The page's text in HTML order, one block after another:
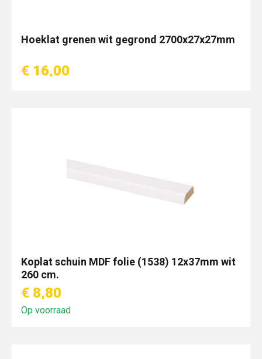
Hoeklat grenen wit gegrond 2700x27x27mm
€ 16,00
Koplat schuin MDF folie (1538) 12x37mm wit
260 cm.
€ 8,80
Op voorraad